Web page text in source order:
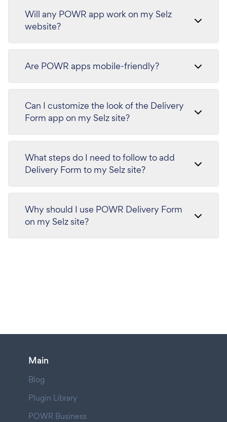
Will any POWR app work on my Selz
website?
Are POWR apps mobile-friendly?
Can I customize the look of the Delivery
Form app on my Selz site?
What steps do I need to follow to add
Delivery Form to my Selz site?
Why should I use POWR Delivery Form
on my Selz site?
Main
Blog
Plugin Library
POWR Business